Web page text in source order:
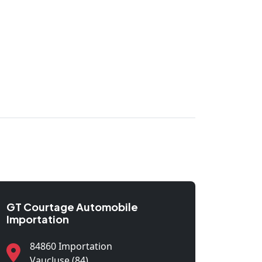
GT Courtage Automobile
Importation
84860 Importation